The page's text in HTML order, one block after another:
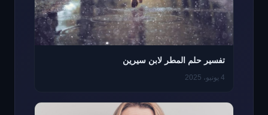
تفسير حلم المطر لابن سيرين
4 يونيو، 2025